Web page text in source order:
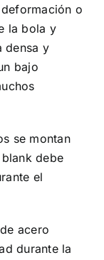
o
la bola y
densa y
bajo
se montan
debe
el
acero
durante la